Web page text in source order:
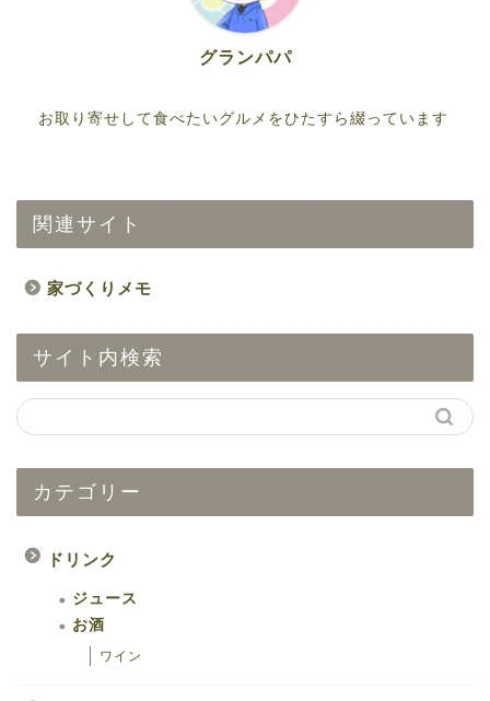
グランパパ
お取り寄せして食べたいグルメをひたすら綴っています
関連サイト
家づくりメモ
サイト内検索
カテゴリー
ドリンク
ジュース
お酒
ワイン